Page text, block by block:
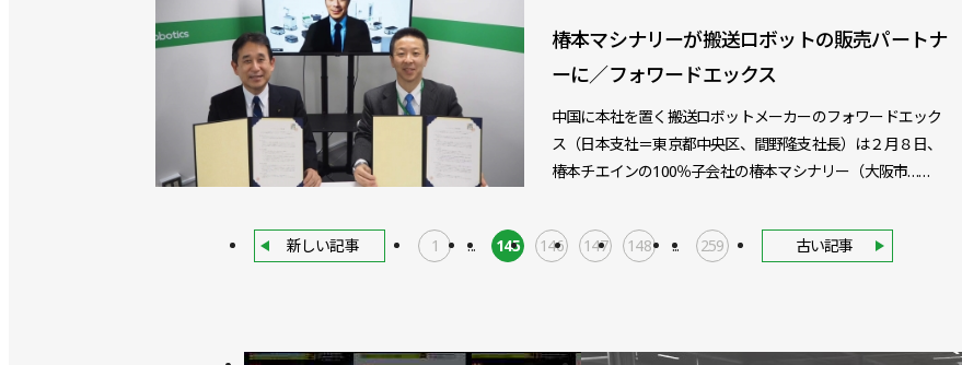
椿本マシナリーが搬送ロボットの販売パートナ
ーに／フォワードエックス
中国に本社を置く搬送ロボットメーカーのフォワードエック
ス（日本支社＝東京都中央区、間野隆支社長）は２月８日、
椿本チエインの100％子会社の椿本マシナリー（大阪市……
新しい記事 1 ... 145 146 147 148 ... 259 古い記事